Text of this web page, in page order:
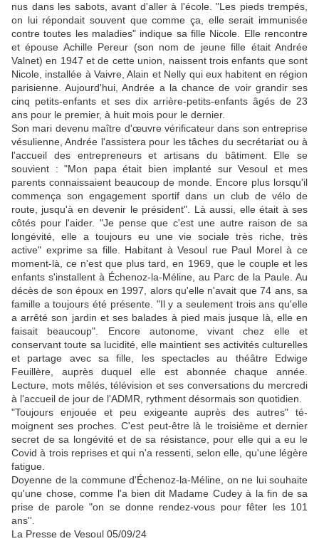
nus dans les sabots, avant d'al­ler à l'école. "Les pieds trempés,
on lui répondait souvent que comme ça, elle serait immuni­sée
contre toutes les maladies" indique sa fille Nicole. Elle ren­contre
et épouse Achille Pereur (son nom de jeune fille était Andrée
Valnet) en 1947 et de cette union, naissent trois en­fants que sont
Nicole, installée à Vaivre, Alain et Nelly qui eux habitent en région
parisienne. Aujourd'hui, Andrée a la chance de voir grandir ses
cinq pe­tits-enfants et ses dix arrière-pe­tits-enfants âgés de 23
ans pour le premier, à huit mois pour le dernier.
Son mari devenu maître d'œuvre vérificateur dans son entreprise
vésulienne, Andrée l'assistera pour les tâches du secrétariat ou à
l'accueil des entrepreneurs et artisans du bâtiment. Elle se
souvient : "Mon papa était bien implanté sur Vesoul et mes
parents connaissaient beaucoup de monde. Encore plus lorsqu'il
commença son engagement sportif dans un club de vélo de
route, jusqu'à en devenir le président". Là aussi, elle était à ses
côtés pour l'aider. "Je pense que c'est une autre raison de sa
longévité, elle a toujours eu une vie sociale très riche, très
active" exprime sa fille. Habitant à Vesoul rue Paul Mo­rel à ce
moment-là, ce n'est que plus tard, en 1969, que le couple et les
enfants s'installent à Échenoz-la-Méline, au Parc de la Paule. Au
décès de son époux en 1997, alors qu'elle n'avait que 74 ans, sa
famille a toujours été présente. "Il y a seulement trois ans qu'elle
a arrêté son jardin et ses balades à pied mais jusque ­là, elle en
faisait beaucoup". Encore autonome, vivant chez elle et
conservant toute sa luci­dité, elle maintient ses activités culturelles
et partage avec sa fille, les spectacles au théâtre Edwige
Feuillère, auprès duquel elle est abonnée chaque année.
Lecture, mots mêlés, télévision et ses conversations du mercredi
à l'accueil de jour de l'ADMR, rythment désormais son quoti­dien.
"Toujours enjouée et peu exi­geante auprès des autres" té­
moignent ses proches. C'est peut-être là le troisième et der­nier
secret de sa longévité et de sa résistance, pour elle qui a eu le
Covid à trois reprises et qui n'a ressenti, selon elle, qu'une légère
fatigue.
Doyenne de la commune d'Échenoz-la-Méline, on ne lui souhaite
qu'une chose, comme l'a bien dit Madame Cudey à la fin de sa
prise de parole "on se donne rendez-vous pour fêter les 101
ans''.
La Presse de Vesoul 05/09/24­